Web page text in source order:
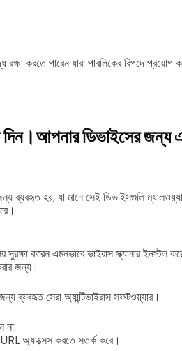
করতে পারেন যারা পাবলিকের বিপদে
আপনার ডিভাইসের জন্য
ব্যবহৃত হয়, যা মানে সেই ডিভাইসগুলি
করেন এমনভাবে ভাইরাস স্ক্যানার ইনস্টল
জন্য।
ব্যবহৃত সেরা অ্যান্টিভাইরাস সফটওয়্যার।
না:
অ্যাক্সেস করতে সতর্ক করে।